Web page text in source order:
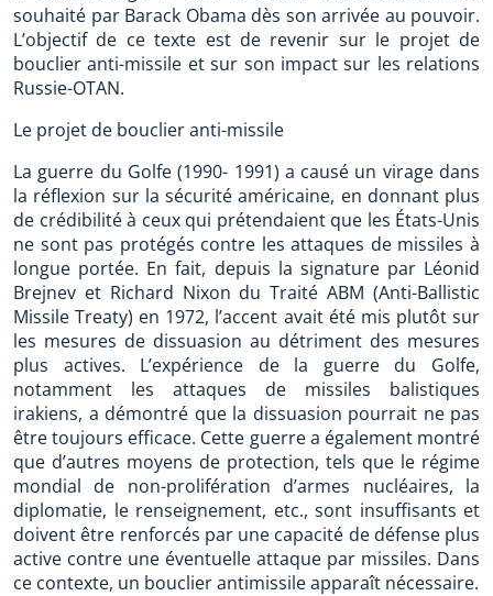
souhaité par Barack Obama dès son arrivée au pouvoir.
L’objectif de ce texte est de revenir sur le projet de
bouclier anti-missile et sur son impact sur les relations
Russie-OTAN.
Le projet de bouclier anti-missile
La guerre du Golfe (1990- 1991) a causé un virage dans
la réflexion sur la sécurité américaine, en donnant plus
de crédibilité à ceux qui prétendaient que les États-Unis
ne sont pas protégés contre les attaques de missiles à
longue portée. En fait, depuis la signature par Léonid
Brejnev et Richard Nixon du Traité ABM (Anti-Ballistic
Missile Treaty) en 1972, l’accent avait été mis plutôt sur
les mesures de dissuasion au détriment des mesures
plus actives. L’expérience de la guerre du Golfe,
notamment les attaques de missiles balistiques
irakiens, a démontré que la dissuasion pourrait ne pas
être toujours efficace. Cette guerre a également montré
que d’autres moyens de protection, tels que le régime
mondial de non-prolifération d’armes nucléaires, la
diplomatie, le renseignement, etc., sont insuffisants et
doivent être renforcés par une capacité de défense plus
active contre une éventuelle attaque par missiles. Dans
ce contexte, un bouclier antimissile apparaît nécessaire.